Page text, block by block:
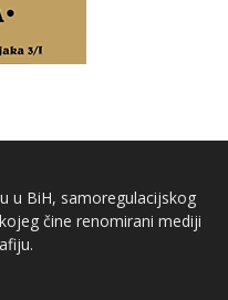
u BiH, samoregulacijskog
čine renomirani mediji